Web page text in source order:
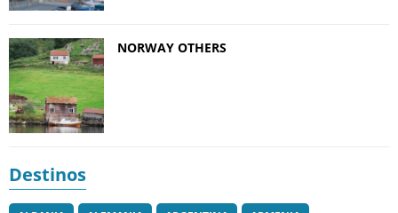
NORWAY OTHERS
Destinos